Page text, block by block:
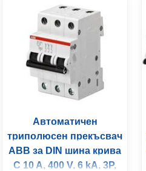
Автоматичен
триполюсен прекъсвач
ABB за DIN шина крива
C 10 A, 400 V, 6 kA, 3P,